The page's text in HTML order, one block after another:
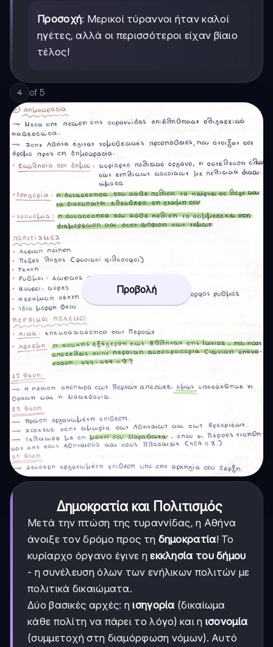
Προσοχή: Μερικοί τύραννοι ήταν καλοί
ηγέτες, αλλά οι περισσότεροι είχαν βίαιο
τέλος!
4 of 5
Προβολή
Δημοκρατία και Πολιτισμός
Μετά την πτώση της τυραννίδας, η Αθήνα
άνοιξε τον δρόμο προς τη δημοκρατία! Το
κυρίαρχο όργανο έγινε ηεκκλησία του δήμου
- η συνέλευση όλων των ενήλικων πολιτών με
πολιτικά δικαιώματα.
Δύο βασικές αρχές: ηισηγορία (δικαίωμα
κάθε πολίτη να πάρει το λόγο) και η ισονομία
(συμμετοχή στη διαμόρφωση νόμων). Αυτό